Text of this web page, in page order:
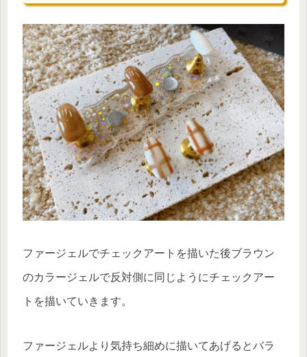
ファージェルでチェックアートを描いた後ブラウン
のカラージェルで反対側に同じようにチェックアー
トを描いていきます。
ファージェルより気持ち細めに描いてあげるとバラ